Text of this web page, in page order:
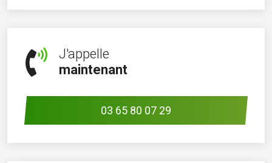
J'appelle
maintenant
03 65 80 07 29